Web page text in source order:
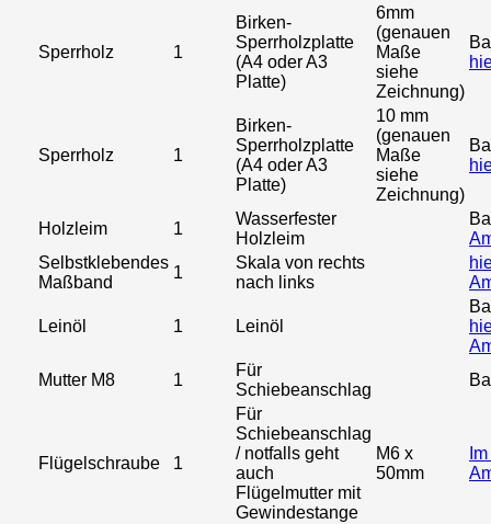
Sperrholz 1
Birken-
Sperrholzplatte
(A4 oder A3
Platte)
6mm
(genauen
Maße
siehe
Zeichnung)
Sperrholz 1
Birken-
Sperrholzplatte
(A4 oder A3
Platte)
10 mm
(genauen
Maße
siehe
Zeichnung)
Holzleim 1
Wasserfester
Holzleim
Selbstklebendes
Maßband
1
Skala von rechts
nach links
Leinöl 1 Leinöl
Mutter M8
1
Für
Schiebeanschlag
Flügelschraube 1
Für
Schiebeanschlag
/ notfalls geht
auch
Flügelmutter mit
Gewindestange
M6 x
50mm